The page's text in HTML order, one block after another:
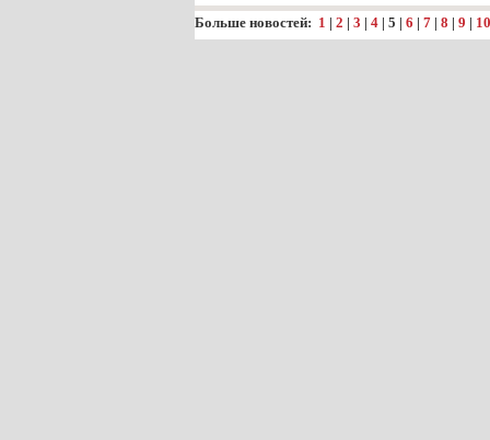
Больше новостей: 1 | 2 | 3 | 4 | 5 | 6 | 7 | 8 | 9 | 10